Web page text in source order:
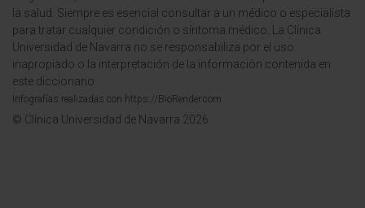
la salud. Siempre es esencial consultar a un médico o especialista
para tratar cualquier condición o síntoma médico. La Clínica
Universidad de Navarra no se responsabiliza por el uso
inapropiado o la interpretación de la información contenida en
este diccionario.
Infografías realizadas con https://BioRender.com
© Clínica Universidad de Navarra 2026